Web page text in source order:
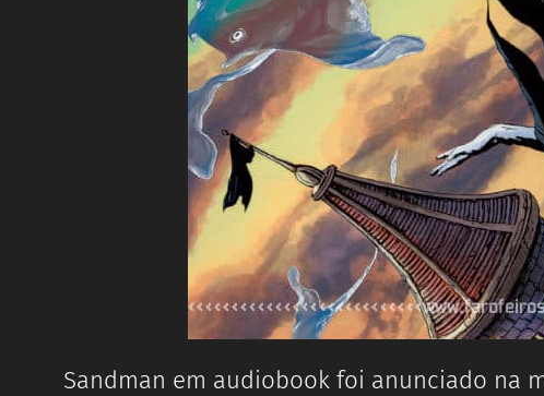
Sandman em audiobook foi anunciado na